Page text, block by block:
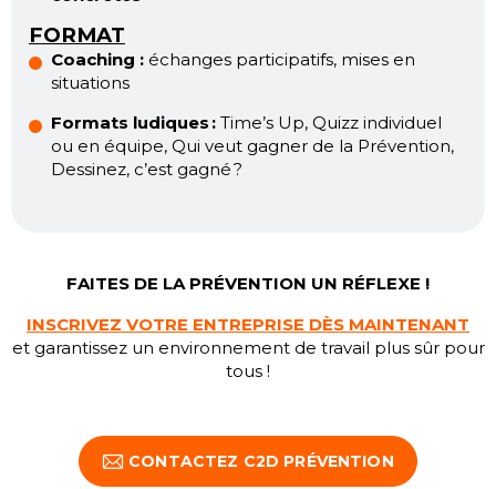
FORMAT
Coaching : échanges participatifs, mises en
situations
Formats ludiques : Time’s Up, Quizz individuel
ou en équipe, Qui veut gagner de la Prévention,
Dessinez, c’est gagné ?
FAITES DE LA PRÉVENTION UN RÉFLEXE !
INSCRIVEZ VOTRE ENTREPRISE DÈS MAINTENANT
et garantissez un environnement de travail plus sûr pour
tous !
CONTACTEZ C2D PRÉVENTION